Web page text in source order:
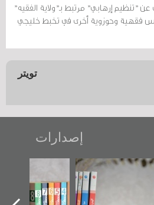
"تنظيم إرهابي" مرتبط بـ"ولاية الفقيه"
فقهية وحوزوية أخرى في تخبط خليجي
تويتر
إصدارات
تصنيف موضوعي
للوثائق البريطانية
يقدمه «مركز أوال»
تصدر حصاد
الساحات 2019